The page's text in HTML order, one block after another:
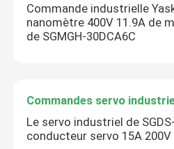
Commande industrielle
nanomètre 400V 11.9A de
de SGMGH-30DCA6C
Commandes servo
Le servo industriel de
conducteur servo 15A 200V